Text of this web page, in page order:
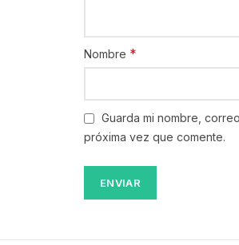
Nombre *
Guarda mi nombre,
próxima vez que comente.